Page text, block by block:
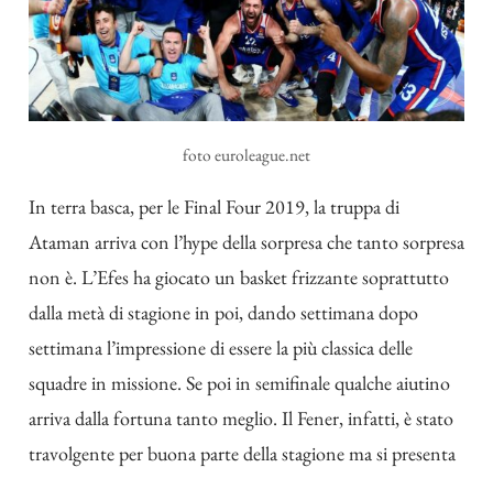
foto euroleague.net
In terra basca, per le Final Four 2019, la truppa di
Ataman arriva con l’hype della sorpresa che tanto sorpresa
non è. L’Efes ha giocato un basket frizzante soprattutto
dalla metà di stagione in poi, dando settimana dopo
settimana l’impressione di essere la più classica delle
squadre in missione. Se poi in semifinale qualche aiutino
arriva dalla fortuna tanto meglio. Il Fener, infatti, è stato
travolgente per buona parte della stagione ma si presenta